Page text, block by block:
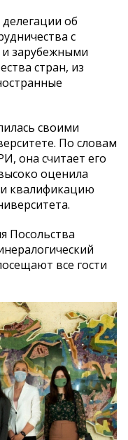
об
с
зарубежными
стран, из
своими
По словам
она считает его
оценила
квалификацию
Посольства
все гости